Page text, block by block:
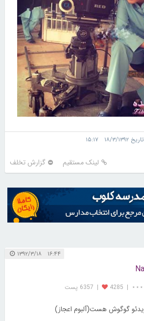
۱۵:۱۷
لینک مستقیم گزارش تخلف
۱۶:۴۴ ۱۳۹۲/۳/۱۸
|
4285
| 6357 پست
گوگوش هست(آلبوم اعجاز)